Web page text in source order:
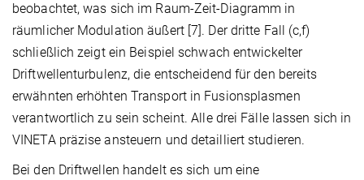
beobachtet, was sich im Raum-Zeit-Diagramm in
räumlicher Modulation äußert [7]. Der dritte Fall (c,f)
schließlich zeigt ein Beispiel schwach entwickelter
Driftwellenturbulenz, die entscheidend für den bereits
erwähnten erhöhten Transport in Fusionsplasmen
verantwortlich zu sein scheint. Alle drei Fälle lassen sich in
VINETA präzise ansteuern und detailliert studieren.
Bei den Driftwellen handelt es sich um eine